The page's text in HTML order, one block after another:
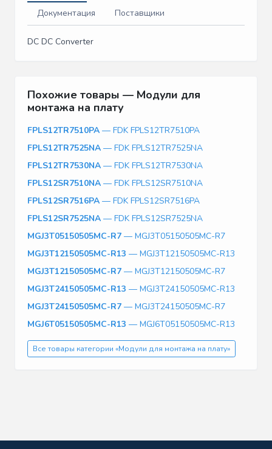
Документация
Поставщики
DC DC Converter
Похожие товары — Модули для
монтажа на плату
FPLS12TR7510PA — FDK FPLS12TR7510PA
FPLS12TR7525NA — FDK FPLS12TR7525NA
FPLS12TR7530NA — FDK FPLS12TR7530NA
FPLS12SR7510NA — FDK FPLS12SR7510NA
FPLS12SR7516PA — FDK FPLS12SR7516PA
FPLS12SR7525NA — FDK FPLS12SR7525NA
MGJ3T05150505MC-R7 — MGJ3T05150505MC-R7
MGJ3T12150505MC-R13 — MGJ3T12150505MC-R13
MGJ3T12150505MC-R7 — MGJ3T12150505MC-R7
MGJ3T24150505MC-R13 — MGJ3T24150505MC-R13
MGJ3T24150505MC-R7 — MGJ3T24150505MC-R7
MGJ6T05150505MC-R13 — MGJ6T05150505MC-R13
Все товары категории «Модули для монтажа на плату»